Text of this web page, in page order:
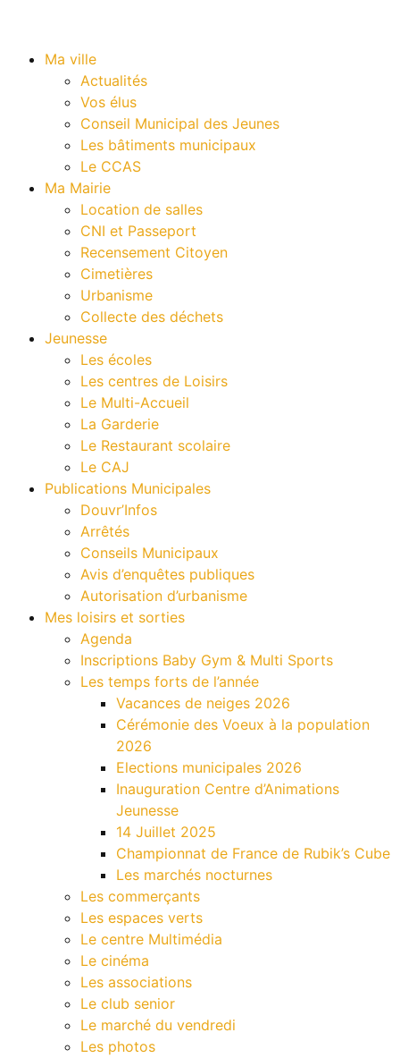
Ma ville
Actualités
Vos élus
Conseil Municipal des Jeunes
Les bâtiments municipaux
Le CCAS
Ma Mairie
Location de salles
CNI et Passeport
Recensement Citoyen
Cimetières
Urbanisme
Collecte des déchets
Jeunesse
Les écoles
Les centres de Loisirs
Le Multi-Accueil
La Garderie
Le Restaurant scolaire
Le CAJ
Publications Municipales
Douvr’Infos
Arrêtés
Conseils Municipaux
Avis d’enquêtes publiques
Autorisation d’urbanisme
Mes loisirs et sorties
Agenda
Inscriptions Baby Gym & Multi Sports
Les temps forts de l’année
Vacances de neiges 2026
Cérémonie des Voeux à la population
2026
Elections municipales 2026
Inauguration Centre d’Animations
Jeunesse
14 Juillet 2025
Championnat de France de Rubik’s Cube
Les marchés nocturnes
Les commerçants
Les espaces verts
Le centre Multimédia
Le cinéma
Les associations
Le club senior
Le marché du vendredi
Les photos